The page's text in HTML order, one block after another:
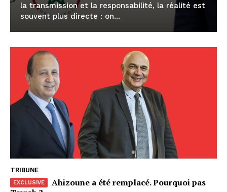
la transmission et la responsabilité, la réalité est
souvent plus directe : on...
TRIBUNE
Ahizoune a été remplacé. Pourquoi pas